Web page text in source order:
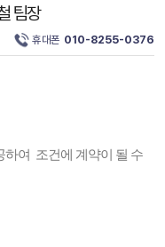
팀장
휴대폰 010-8255-0376
하여 조건에 계약이 될 수